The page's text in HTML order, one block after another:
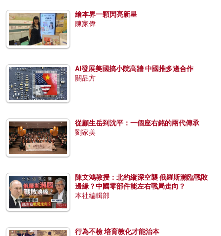
繪本界一顆閃亮新星
陳家偉
AI發展美國搞小院高牆 中國推多邊合作
關品方
從顧生岳到沈平：一個座右銘的兩代傳承
劉家美
陳文鴻教授：北約縱深空襲 俄羅斯瀕臨戰敗
邊緣？中國零部件能左右戰局走向？
本社編輯部
行為不檢 培育教化才能治本